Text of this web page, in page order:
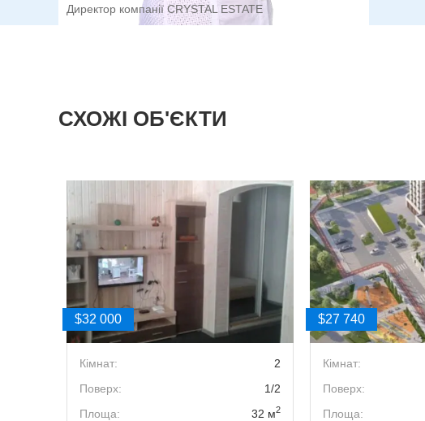
Директор компанії CRYSTAL ESTATE
СХОЖІ ОБ'ЄКТИ
$32 000
Кімнат:
2
Поверх:
1/2
Площа:
32 м2
$27 740
Кімнат:
Поверх:
Площа: